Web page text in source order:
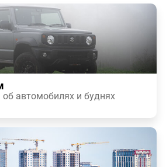
об автомобилях и буднях